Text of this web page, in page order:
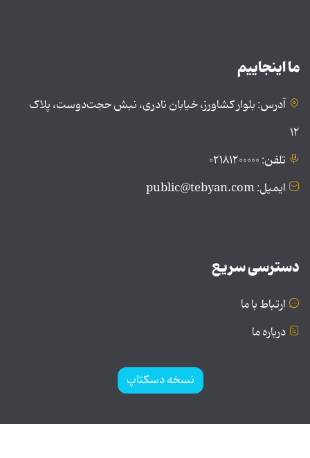
ما اینجاییم
آدرس: بلوار کشاورز، خیابان نادری، نبش حجت‌دوست، پلاک
۱۲
تلفن: ۰۲۱۸۱۲۰۰۰۰۰
ایمیل: public@tebyan.com
دسترسی سریع
ارتباط با ما
درباره ما
نسخه دسکتاپ